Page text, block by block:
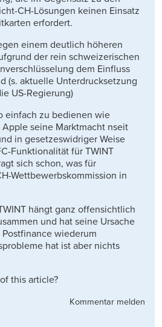
CH-Lösungen keinen Einsatz
erfordert.
einem deutlich höheren
der rein schweizerischen
dem Einfluss
(s. aktuelle Unterdrucksetzung
US-Regierung)
einfach zu bedienen wie
seine Marktmacht nseit
in gesetzeswidriger Weise
Funktionalität für TWINT
sich schon, was für
Wettbewerbskommission in
hängt ganz offensichtlich
und hat seine Ursache
Postfinance wiederum
hat ist aber nichts
this article?
Kommentar melden